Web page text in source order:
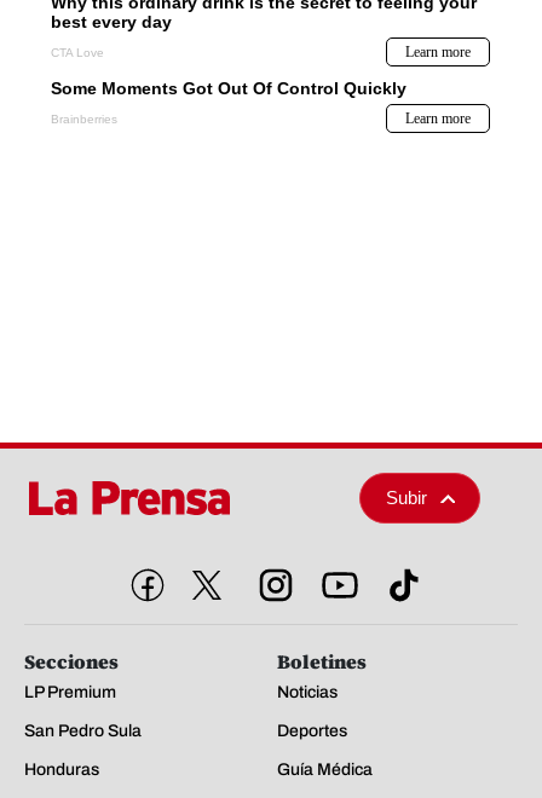
Subir
Secciones
LP Premium
San Pedro Sula
Honduras
Boletines
Noticias
Deportes
Guía Médica